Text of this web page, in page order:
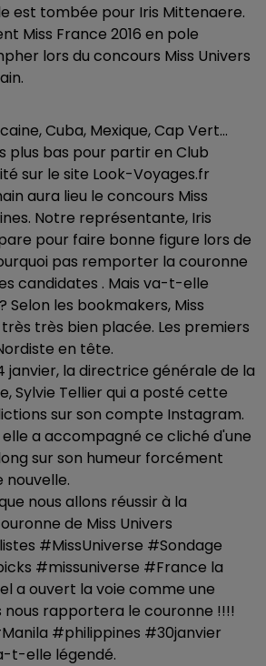
est tombée pour Iris Mittenaere.
Miss France 2016 en pole
lors du concours Miss Univers
Cuba, Mexique, Cap Vert…
plus bas pour partir en Club
sur le site Look-Voyages.fr
aura lieu le concours Miss
Notre représentante, Iris
pour faire bonne figure lors de
pas remporter la couronne
candidates . Mais va-t-elle
Selon les bookmakers, Miss
très bien placée. Les premiers
en tête.
janvier, la directrice générale de la
Sylvie Tellier qui a posté cette
sur son compte Instagram.
a accompagné ce cliché d'une
sur son humeur forcément
nous allons réussir à la
de Miss Univers
#MissUniverse #Sondage
#missuniverse #France la
a ouvert la voie comme une
rapportera le couronne !!!!
#philippines #30janvier
t-elle légendé.